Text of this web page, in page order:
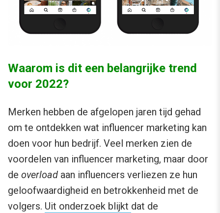
Waarom is dit een belangrijke trend
voor 2022?
Merken hebben de afgelopen jaren tijd gehad
om te ontdekken wat influencer marketing kan
doen voor hun bedrijf. Veel merken zien de
voordelen van influencer marketing, maar door
de overload aan influencers verliezen ze hun
geloofwaardigheid en betrokkenheid met de
volgers. Uit onderzoek blijkt dat de